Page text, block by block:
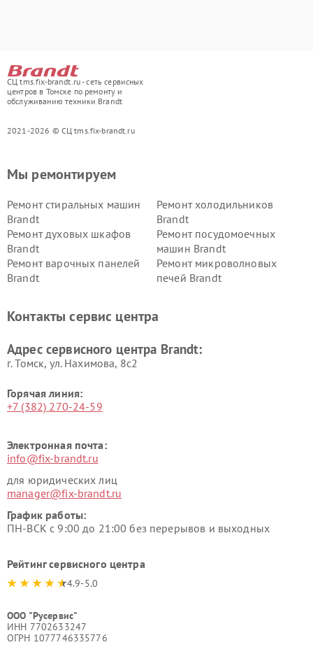
СЦ tms.fix-brandt.ru - сеть сервисных
центров в Томске по ремонту и
обслуживанию техники Brandt
2021-2026 © СЦ tms.fix-brandt.ru
Мы ремонтируем
Ремонт стиральных машин
Brandt
Ремонт холодильников
Brandt
Ремонт духовых шкафов
Brandt
Ремонт посудомоечных
машин Brandt
Ремонт варочных панелей
Brandt
Ремонт микроволновых
печей Brandt
Контакты сервис центра
Адрес сервисного центра Brandt:
г. Томск, ул. Нахимова, 8с2
Горячая линия:
+7 (382) 270-24-59
Электронная почта:
info@fix-brandt.ru
для юридических лиц
manager@fix-brandt.ru
График работы:
ПН-ВСК с 9:00 до 21:00 без перерывов и выходных
Рейтинг сервисного центра
4.9-5.0
ООО "Русервис"
ИНН 7702633247
ОГРН 1077746335776